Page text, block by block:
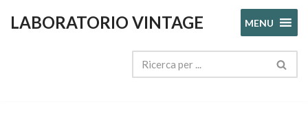
LABORATORIO VINTAGE MENU